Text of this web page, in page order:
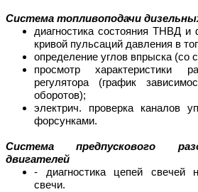
Система топливоподачи
диагностика состояния ТНВД и
кривой пульсаций давления в
определение углов впрыска (со
просмотр характеристики
регулятора (график
оборотов);
электрич. проверка каналов
форсунками.
Система предпускового
двигателей
- диагностика цепей свечей
свечи.